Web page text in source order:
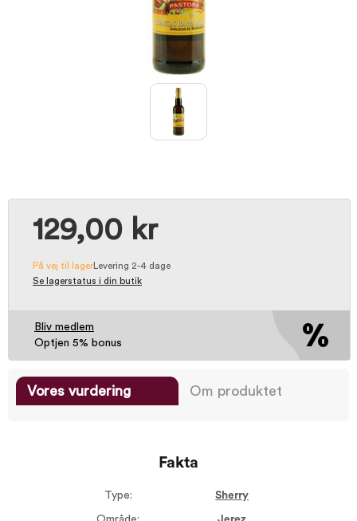
129,00 kr
På vej til lager Levering 2-4 dage
Se lagerstatus i din butik
Bliv medlem
Optjen 5% bonus
Vores vurdering Om produktet
Fakta
Type: Sherry